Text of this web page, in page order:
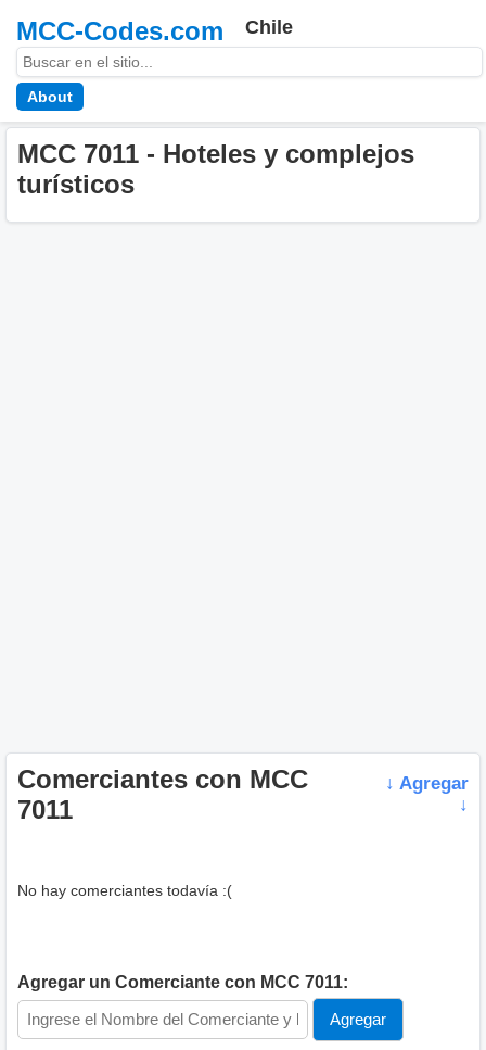
MCC-Codes.com Chile
About
MCC 7011 - Hoteles y complejos
turísticos
Comerciantes con MCC
7011
↓ Agregar
↓
No hay comerciantes todavía :(
Agregar un Comerciante con MCC 7011: